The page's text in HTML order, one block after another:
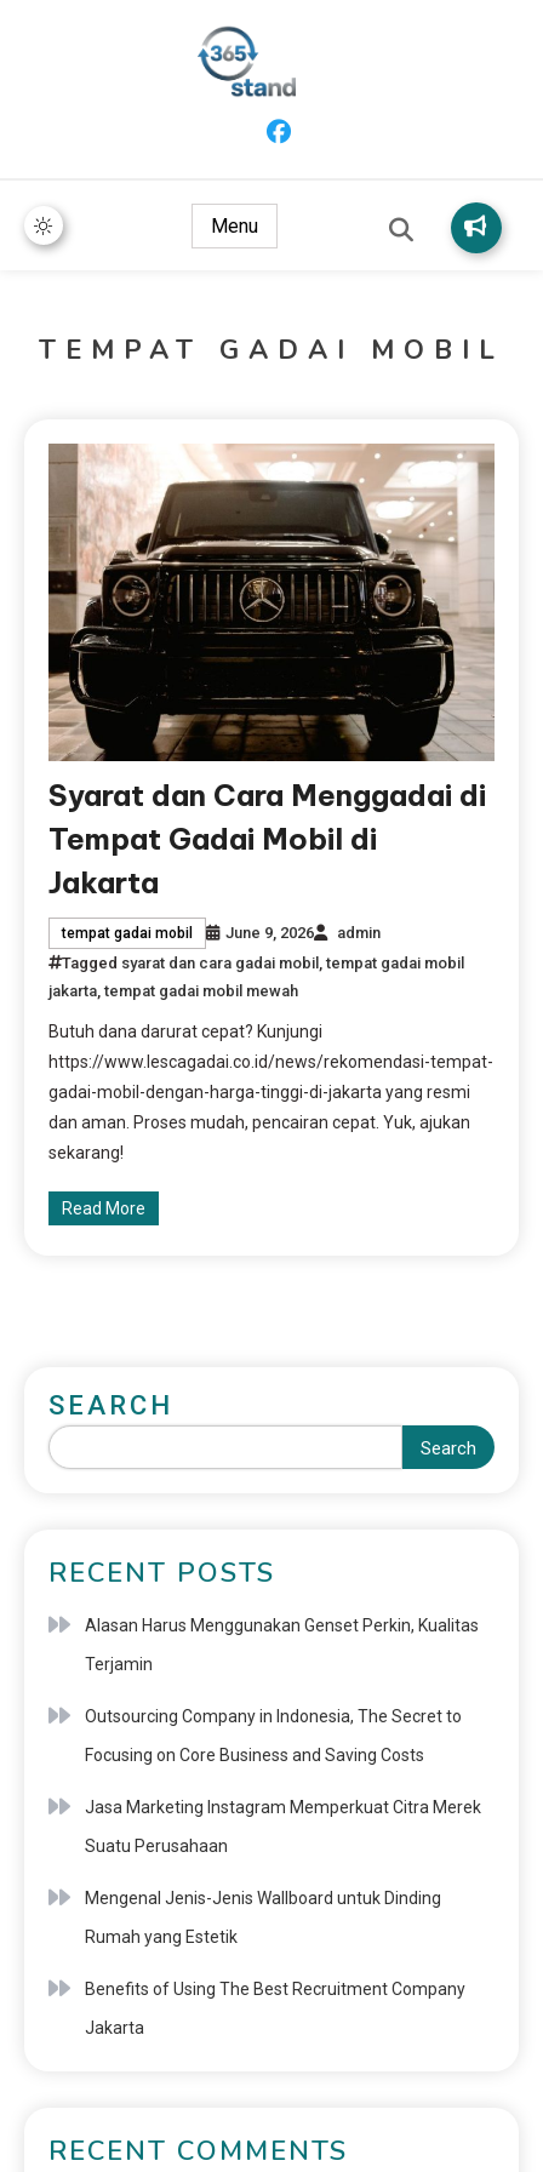
Menu
TEMPAT GADAI MOBIL
Syarat dan Cara Menggadai di
Tempat Gadai Mobil di
Jakarta
tempat gadai mobil June 9, 2026
admin
Tagged syarat dan cara gadai mobil ,tempat gadai mobil
jakarta,tempat gadai mobil mewah
Butuh dana darurat cepat? Kunjungi
https://www.lescagadai.co.id/news/rekomendasi-tempat-
gadai-mobil-dengan-harga-tinggi-di-jakarta yang resmi
dan aman. Proses mudah, pencairan cepat. Yuk, ajukan
sekarang!
Read More
SEARCH
Search
RECENT POSTS
Alasan Harus Menggunakan Genset Perkin, Kualitas
Terjamin
Outsourcing Company in Indonesia, The Secret to
Focusing on Core Business and Saving Costs
Jasa Marketing Instagram Memperkuat Citra Merek
Suatu Perusahaan
Mengenal Jenis-Jenis Wallboard untuk Dinding
Rumah yang Estetik
Benefits of Using The Best Recruitment Company
Jakarta
RECENT COMMENTS